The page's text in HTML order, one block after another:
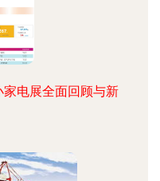
电展全面回顾与新